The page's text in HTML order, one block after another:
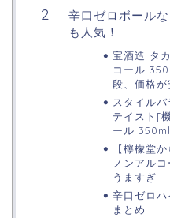
辛口ゼロボール
も人気！
宝酒造 タ
コール
段、価格が
スタイル
テイスト[
ール
【檸檬堂
ノンアル
うますぎ
辛口ゼロハ
まとめ